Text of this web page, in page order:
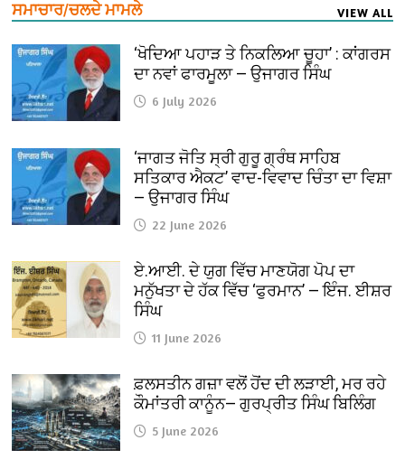
ਸਮਾਚਾਰ/ਚਲਦੇ ਮਾਮਲੇ VIEW ALL
‘ਖੋਦਿਆ ਪਹਾੜ ਤੇ ਨਿਕਲਿਆ ਚੂਹਾ’ : ਕਾਂਗਰਸ
ਦਾ ਨਵਾਂ ਫਾਰਮੂਲਾ — ਉਜਾਗਰ ਸਿੰਘ
6 July 2026
‘ਜਾਗਤ ਜੋਤਿ ਸ੍ਰੀ ਗੁਰੂ ਗ੍ਰੰਥ ਸਾਹਿਬ
ਸਤਿਕਾਰ ਐਕਟ’ ਵਾਦ-ਵਿਵਾਦ ਚਿੰਤਾ ਦਾ ਵਿਸ਼ਾ
— ਉਜਾਗਰ ਸਿੰਘ
22 June 2026
ਏ.ਆਈ. ਦੇ ਯੁਗ ਵਿੱਚ ਮਾਣਯੋਗ ਪੋਪ ਦਾ
ਮਨੁੱਖਤਾ ਦੇ ਹੱਕ ਵਿੱਚ ‘ਫੁਰਮਾਨ’ — ਇੰਜ. ਈਸ਼ਰ
ਸਿੰਘ
11 June 2026
ਫ਼ਲਸਤੀਨ ਗਜ਼ਾ ਵਲੋਂ ਹੋਂਦ ਦੀ ਲੜਾਈ, ਮਰ ਰਹੇ
ਕੌਮਾਂਤਰੀ ਕਾਨੂੰਨ— ਗੁਰਪ੍ਰੀਤ ਸਿੰਘ ਬਿਲਿੰਗ
5 June 2026